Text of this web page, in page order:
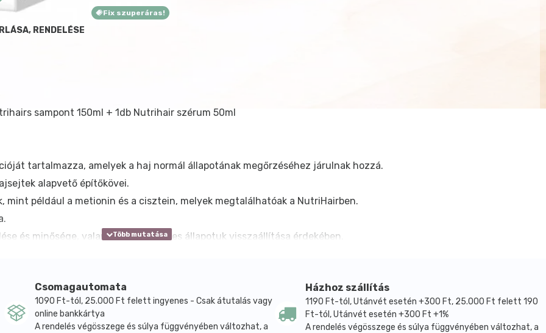
Fix szuperáras!
RENDELÉSE
sampont 150ml + 1db Nutrihair szérum 50ml
tartalmazza, amelyek a haj normál állapotának megőrzéséhez járulnak hozzá.
alapvető építőkövei.
például a metionin és a cisztein, melyek megtalálhatóak a NutriHairben.
és minősége, valamint természetes állapotuk visszaállítása érdekében.
cisztein, metil-szulfonil-metán (MSM), csomósodást gátló anyagok, cink-oxid, kalcium-D-pantotenát, vanília
titán-dioxid), laktóz, foszfolipidek, polietilénglikol.
Csomagautomata
1090 Ft-tól, 25.000 Ft felett ingyenes - Csak átutalás vagy
online bankkártya
A rendelés végösszege és súlya függvényében változhat, a
Házhoz szállítás
1190 Ft-tól, Utánvét esetén +300 Ft, 25.000 Ft felett 190
Ft-tól, Utánvét esetén +300 Ft +1%
A rendelés végösszege és súlya függvényében változhat, a